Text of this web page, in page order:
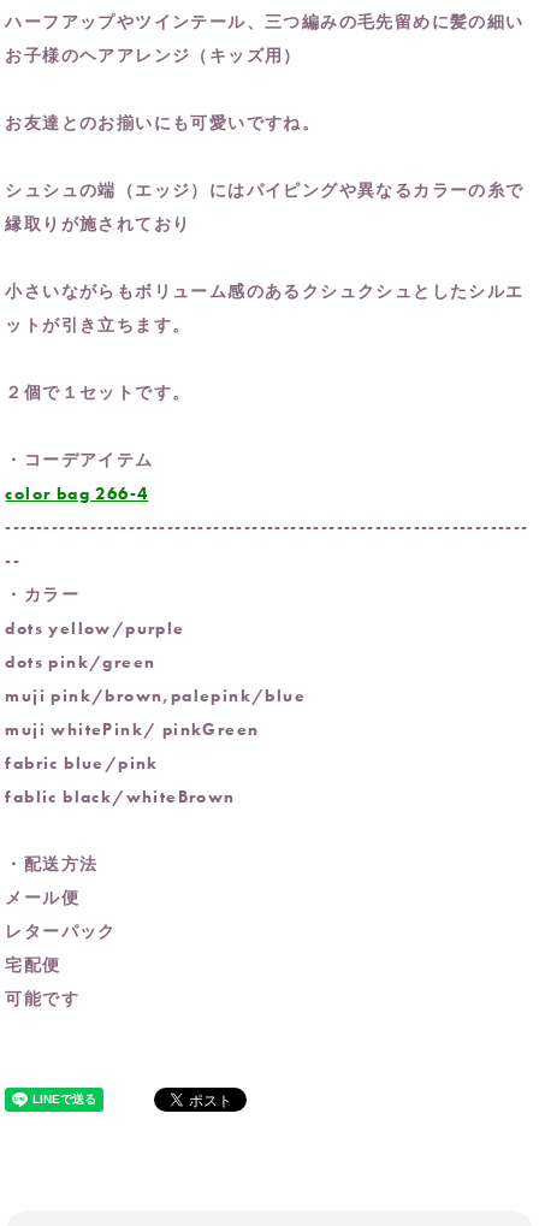
ハーフアップやツインテール、三つ編みの毛先留めに髪の細い
お子様のヘアアレンジ（キッズ用）
お友達とのお揃いにも可愛いですね。
シュシュの端（エッジ）にはパイピングや異なるカラーの糸で
縁取りが施されており
小さいながらもボリューム感のあるクシュクシュとしたシルエ
ットが引き立ちます。
２個で１セットです。
・コーデアイテム
color bag 266-4
--------------------------------------------------------------------
--
・カラー
dots yellow/purple
dots pink/green
muji pink/brown,palepink/blue
muji whitePink/ pinkGreen
fabric blue/pink
fablic black/whiteBrown
・配送方法
メール便
レターパック
宅配便
可能です